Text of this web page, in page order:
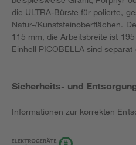
die ULTRA-Bürste für polierte,
Natur-/Kunststeinoberflächen.
115 mm, die Arbeitsbreite ist
Einhell PICOBELLA sind separat
Sicherheits- und
Informationen zur korrekten